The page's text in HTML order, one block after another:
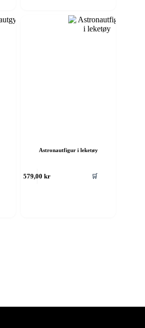
Astronautfigur i leketøy
579,00kr 🛒